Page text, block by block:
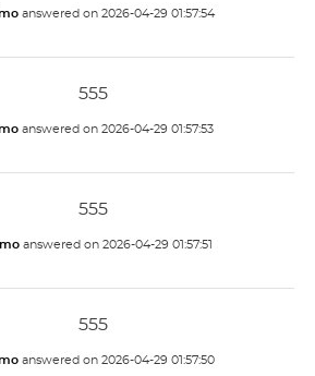
answered on 2026-04-29 01:57:54
555
answered on 2026-04-29 01:57:53
555
answered on 2026-04-29 01:57:51
555
answered on 2026-04-29 01:57:50